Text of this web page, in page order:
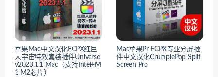
苹果Mac中文汉化FCPX红巨
人宇宙特效套装插件Universe
v2023.1.1 Mac（支持Intel+M
1 M2芯片）
Mac苹果Pr FCPX专业分屏插
件中文汉化CrumplePop Split
Screen Pro